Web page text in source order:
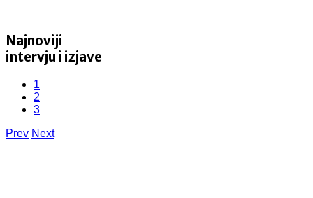
Najnoviji
intervju i izjave
1
2
3
Prev Next